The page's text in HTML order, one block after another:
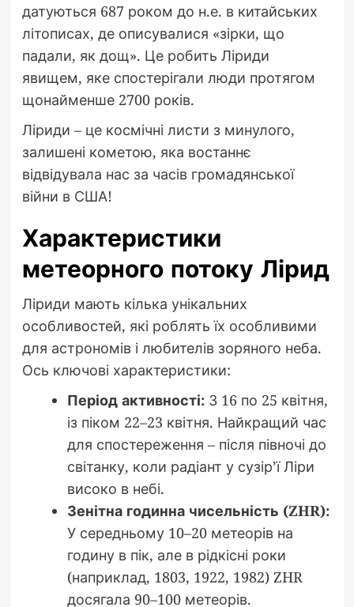
датуються 687 роком до н.е. в китайських
літописах, де описувалися «зірки, що
падали, як дощ». Це робить Ліриди
явищем, яке спостерігали люди протягом
щонайменше 2700 років.
Ліриди – це космічні листи з минулого,
залишені кометою, яка востаннє
відвідувала нас за часів громадянської
війни в США!
Характеристики
метеорного потоку Лірид
Ліриди мають кілька унікальних
особливостей, які роблять їх особливими
для астрономів і любителів зоряного неба.
Ось ключові характеристики:
Період активності:З 16 по 25 квітня,
із піком 22–23 квітня. Найкращий час
для спостереження – після півночі до
світанку, коли радіант у сузір’ї Ліри
високо в небі.
Зенітна годинна чисельність (ZHR):
У середньому 10–20 метеорів на
годину в пік, але в рідкісні роки
(наприклад, 1803, 1922, 1982) ZHR
досягала 90–100 метеорів.